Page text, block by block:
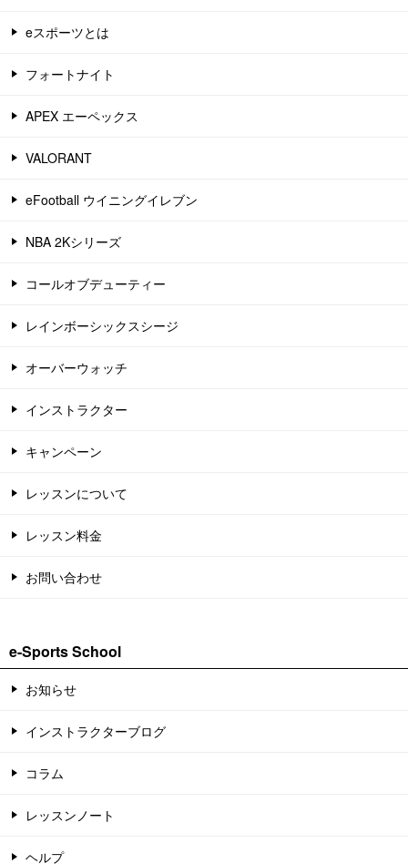
eスポーツとは
フォートナイト
APEX エーペックス
VALORANT
eFootball ウイニングイレブン
NBA 2Kシリーズ
コールオブデューティー
レインボーシックスシージ
オーバーウォッチ
インストラクター
キャンペーン
レッスンについて
レッスン料金
お問い合わせ
e-Sports School
お知らせ
インストラクターブログ
コラム
レッスンノート
ヘルプ